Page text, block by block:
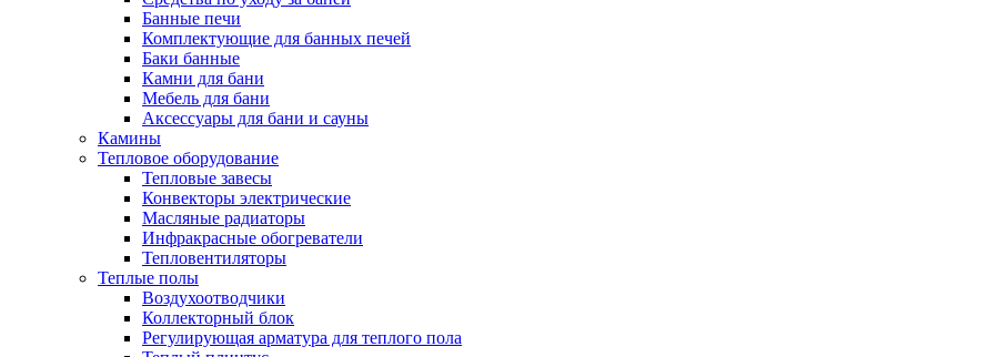
Банные печи
Комплектующие для банных печей
Баки банные
Камни для бани
Мебель для бани
Аксессуары для бани и сауны
Камины
Тепловое оборудование
Тепловые завесы
Конвекторы электрические
Масляные радиаторы
Инфракрасные обогреватели
Тепловентиляторы
Теплые полы
Воздухоотводчики
Коллекторный блок
Регулирующая арматура для теплого пола